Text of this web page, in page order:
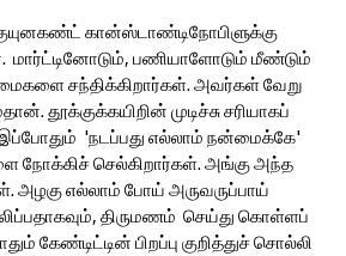
கான்ஸ்டாண்டிநோபிளுக்கு
மார்ட்டினோடும், பணியாளோடும் மீண்டும்
சந்திக்கிறார்கள். அவர்கள் வேறு
தூக்குக்கயிறின் முடிச்சு சரியாகப்
'நடப்பது எல்லாம் நன்மைக்கே'
நோக்கிச் செல்கிறார்கள். அங்கு அந்த
அழகு எல்லாம் போய் அருவருப்பாய்
திருமணம் செய்து கொள்ளப்
பிறப்பு குறித்துச் சொல்லி